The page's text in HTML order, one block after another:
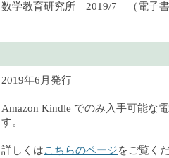
数学教育研究所 2019/7 （電子
2019年6月発行
Amazon Kindle でのみ入手可能な
す。
詳しくはこちらのページをご覧く